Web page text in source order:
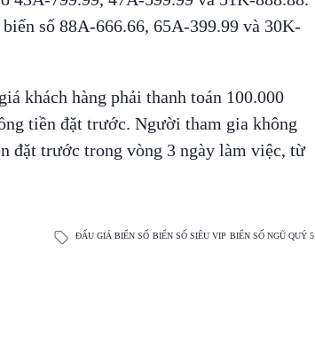
số 88A-666.66, 65A-399.99 và 30K-
khách hàng phải thanh toán 100.000
tiền đặt trước. Người tham gia không
đặt trước trong vòng 3 ngày làm việc, từ
ĐẤU GIÁ BIỂN SỐ BIỂN SỐ SIÊU VIP BIỂN SỐ NGŨ QUÝ 5